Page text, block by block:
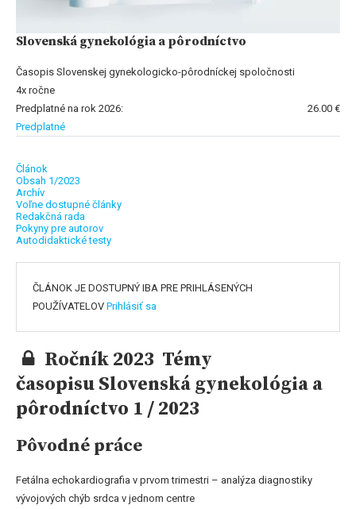
Slovenská gynekológia a pôrodníctvo
Časopis Slovenskej gynekologicko-pôrodníckej spoločnosti
4x ročne
Predplatné na rok 2026:
26.00 €
Predplatné
Článok
Obsah 1/2023
Archív
Voľne dostupné články
Redakčná rada
Pokyny pre autorov
Autodidaktické testy
ČLÁNOK JE DOSTUPNÝ IBA PRE PRIHLÁSENÝCH
POUŽÍVATELOV Prihlásiť sa
Ročník 2023 Témy
časopisu Slovenská gynekológia a
pôrodníctvo 1 / 2023
Pôvodné práce
Fetálna echokardiografia v prvom trimestri – analýza diagnostiky
vývojových chýb srdca v jednom centre